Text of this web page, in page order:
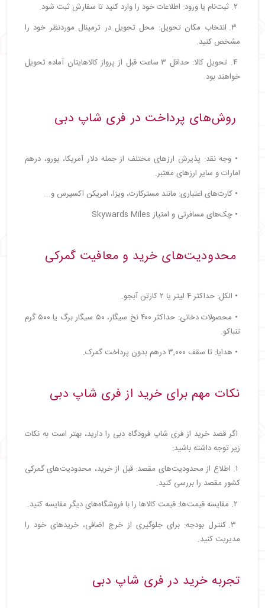
۳. انتخاب مکان تحویل: محل تحویل در ترمینال موردنظر خود را
مشخص کنید.
۴. تحویل کالا: حداقل ۳ ساعت قبل از پرواز کالاهایتان آماده تحویل
خواهند بود.
روش‌های پرداخت در فری شاپ دبی
• وجه نقد: پذیرش ارزهای مختلف از جمله دلار آمریکا، یورو، درهم
امارات و سایر ارزهای معتبر.
• کارت‌های اعتباری: مانند مسترکارت، ویزا، امریکن اکسپرس و...
• چک‌های مسافرتی و امتیاز Skywards Miles
محدودیت‌های خرید و معافیت گمرکی
• الکل: حداکثر ۴ لیتر یا ۲ کارتن آبجو.
• محصولات دخانی: حداکثر ۴۰۰ نخ سیگار، ۵۰ سیگار برگ یا ۵۰۰ گرم
تنباکو.
• هدایا: تا سقف ۳,۰۰۰ درهم بدون پرداخت گمرک.
نکات مهم برای خرید از فری شاپ دبی
اگر قصد خرید از فری شاپ فرودگاه دبی را دارید، بهتر است به نکات
زیر توجه داشته باشید:
۱. اطلاع از محدودیت‌های مقصد: قبل از خرید، محدودیت‌های گمرکی
کشور مقصد را بررسی کنید.
۳. کنترل بودجه: برای جلوگیری از خرج اضافی، خریدهای خود را
مدیریت کنید.
تجربه خرید در فری شاپ دبی